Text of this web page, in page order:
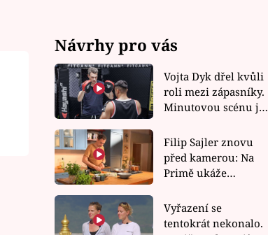
Návrhy pro vás
Vojta Dyk dřel kvůli
roli mezi zápasníky.
Minutovou scénu jel
Filip Sajler znovu
před kamerou: Na
Primě ukáže
rychlé recepty
Vyřazení se
tentokrát nekonalo.